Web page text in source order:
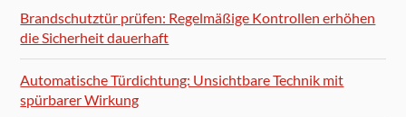
Brandschutztür prüfen: Regelmäßige Kontrollen erhöhen
die Sicherheit dauerhaft
Automatische Türdichtung: Unsichtbare Technik mit
spürbarer Wirkung